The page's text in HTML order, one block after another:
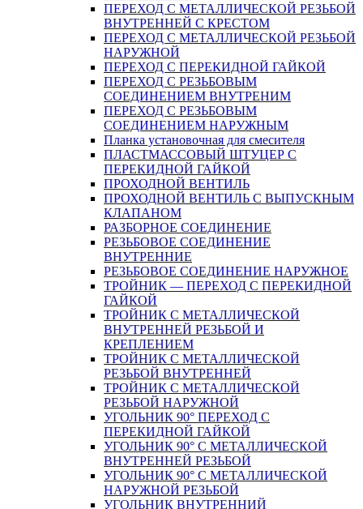
ПЕРЕХОД С МЕТАЛЛИЧЕСКОЙ РЕЗЬБОЙ
ВНУТРЕННЕЙ С КРЕСТОМ
ПЕРЕХОД С МЕТАЛЛИЧЕСКОЙ РЕЗЬБОЙ
НАРУЖНОЙ
ПЕРЕХОД С ПЕРЕКИДНОЙ ГАЙКОЙ
ПЕРЕХОД С РЕЗЬБОВЫМ
СОЕДИНЕНИЕМ ВНУТРЕНИМ
ПЕРЕХОД С РЕЗЬБОВЫМ
СОЕДИНЕНИЕМ НАРУЖНЫМ
Планка установочная для смесителя
ПЛАСТМАССОВЫЙ ШТУЦЕР С
ПЕРЕКИДНОЙ ГАЙКОЙ
ПРОХОДНОЙ ВЕНТИЛЬ
ПРОХОДНОЙ ВЕНТИЛЬ С ВЫПУСКНЫМ
КЛАПАНОМ
РАЗБОРНОЕ СОЕДИНЕНИЕ
РЕЗЬБОВОЕ СОЕДИНЕНИЕ
ВНУТРЕННИЕ
РЕЗЬБОВОЕ СОЕДИНЕНИЕ НАРУЖНОЕ
ТРОЙНИК — ПЕРЕХОД С ПЕРЕКИДНОЙ
ГАЙКОЙ
ТРОЙНИК С МЕТАЛЛИЧЕСКОЙ
ВНУТРЕННЕЙ РЕЗЬБОЙ И
КРЕПЛЕНИЕМ
ТРОЙНИК С МЕТАЛЛИЧЕСКОЙ
РЕЗЬБОЙ ВНУТРЕННЕЙ
ТРОЙНИК С МЕТАЛЛИЧЕСКОЙ
РЕЗЬБОЙ НАРУЖНОЙ
УГОЛЬНИК 90° ПЕРЕХОД С
ПЕРЕКИДНОЙ ГАЙКОЙ
УГОЛЬНИК 90° С МЕТАЛЛИЧЕСКОЙ
ВНУТРЕННEЙ РЕЗЬБОЙ
УГОЛЬНИК 90° С МЕТАЛЛИЧЕСКОЙ
НАРУЖНОЙ РЕЗЬБОЙ
УГОЛЬНИК ВНУТРЕННИЙ